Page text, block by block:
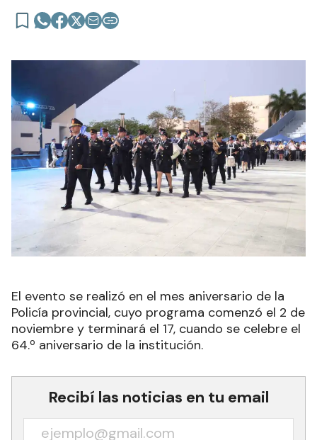
El evento se realizó en el mes aniversario de la
Policía provincial, cuyo programa comenzó el 2 de
noviembre y terminará el 17, cuando se celebre el
64.º aniversario de la institución.
Recibí las noticias en tu email